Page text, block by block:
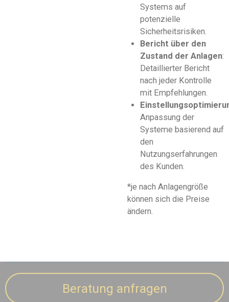
Systems auf
potenzielle
Sicherheitsrisiken.
Bericht über den
Zustand der Anlagen:
Detaillierter Bericht
nach jeder Kontrolle
mit Empfehlungen.
Anpassung der
Systeme basierend auf
den
Nutzungserfahrungen
des Kunden.
*je nach Anlagengröße
können sich die Preise
ändern.
Beratung anfragen